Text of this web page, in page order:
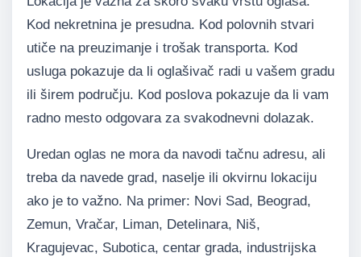
Kod nekretnina je presudna. Kod polovnih stvari
utiče na preuzimanje i trošak transporta. Kod
usluga pokazuje da li oglašivač radi u vašem gradu
ili širem području. Kod poslova pokazuje da li vam
radno mesto odgovara za svakodnevni dolazak.
Uredan oglas ne mora da navodi tačnu adresu, ali
treba da navede grad, naselje ili okvirnu lokaciju
ako je to važno. Na primer: Novi Sad, Beograd,
Zemun, Vračar, Liman, Detelinara, Niš,
Kragujevac, Subotica, centar grada, industrijska